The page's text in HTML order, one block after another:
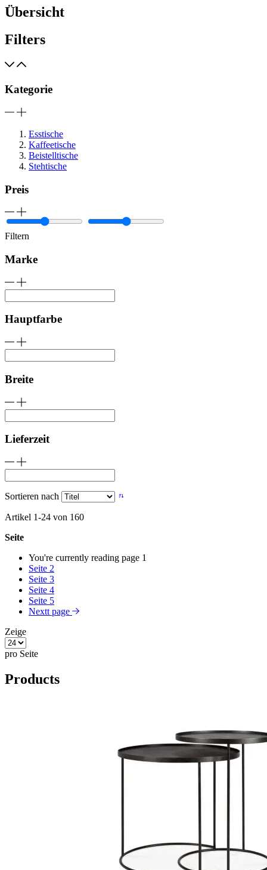
Übersicht
Filters
Kategorie
Esstische
Kaffeetische
Beistelltische
Stehtische
Preis
Filtern
Marke
Hauptfarbe
Breite
Lieferzeit
Sortieren nach
Artikel 1-24 von 160
Seite
You're currently reading page 1
Seite 2
Seite 3
Seite 4
Seite 5
Nextt page
Zeige
pro Seite
Products